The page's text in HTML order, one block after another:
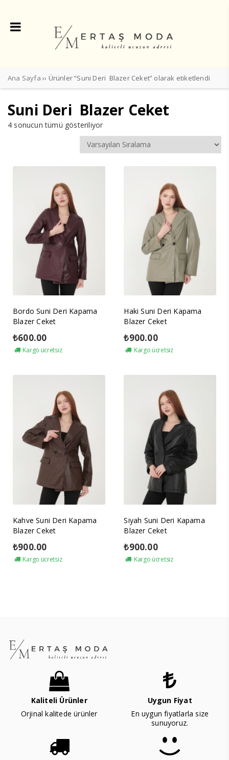
Ana Sayfa ›› Ürünler “Suni Deri Blazer Ceket” olarak etiketlendi
Suni Deri Blazer Ceket
4 sonucun tümü gösteriliyor
Bordo Suni Deri Kapama
Blazer Ceket
₺600.00
Kargo ücretsiz
Haki Suni Deri Kapama
Blazer Ceket
₺900.00
Kargo ücretsiz
Kahve Suni Deri Kapama
Blazer Ceket
₺900.00
Kargo ücretsiz
Siyah Suni Deri Kapama
Blazer Ceket
₺900.00
Kargo ücretsiz
Kaliteli Ürünler
Orjinal kalitede ürünler
Uygun Fiyat
En uygun fiyatlarla size
sunuyoruz.